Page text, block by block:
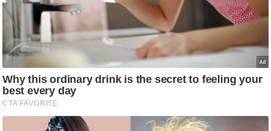
क्षा
B
r
e
a
k
i